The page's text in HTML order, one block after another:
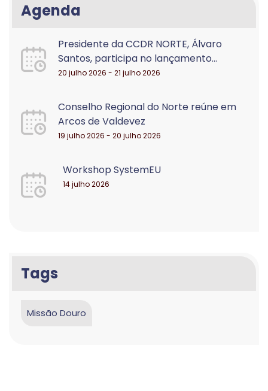
Agenda
Presidente da CCDR NORTE, Álvaro
Santos, participa no lançamento...
20 julho 2026 - 21 julho 2026
Conselho Regional do Norte reúne em
Arcos de Valdevez
19 julho 2026 - 20 julho 2026
Workshop SystemEU
14 julho 2026
Tags
Missão Douro